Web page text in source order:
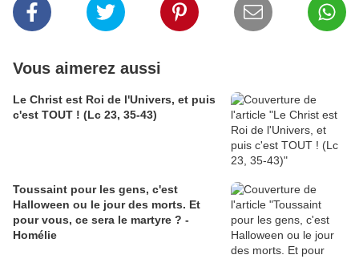
Vous aimerez aussi
Le Christ est Roi de l'Univers, et puis
c'est TOUT ! (Lc 23, 35-43)
Toussaint pour les gens, c'est
Halloween ou le jour des morts. Et
pour vous, ce sera le martyre ? -
Homélie